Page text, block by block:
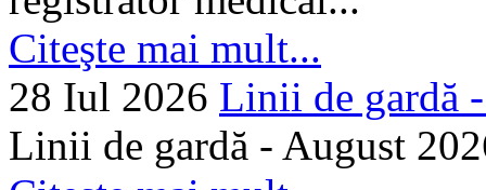
Citeşte mai mult...
28 Iul 2026 Linii de gardă
Linii de gardă - August